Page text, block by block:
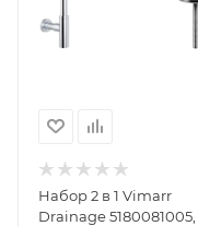
Набор 2 в 1 Vimarr
Drainage 5180081005,